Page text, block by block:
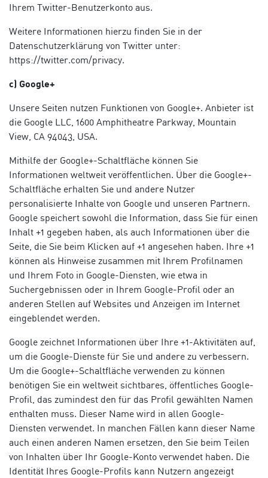
Ihrem Twitter-Benutzerkonto aus.
Weitere Informationen hierzu finden Sie in der
Datenschutzerklärung von Twitter unter:
https://twitter.com/privacy.
c) Google+
Unsere Seiten nutzen Funktionen von Google+. Anbieter ist
die Google LLC, 1600 Amphitheatre Parkway, Mountain
View, CA 94043, USA.
Mithilfe der Google+-Schaltfläche können Sie
Informationen weltweit veröffentlichen. Über die Google+-
Schaltfläche erhalten Sie und andere Nutzer
personalisierte Inhalte von Google und unseren Partnern.
Google speichert sowohl die Information, dass Sie für einen
Inhalt +1 gegeben haben, als auch Informationen über die
Seite, die Sie beim Klicken auf +1 angesehen haben. Ihre +1
können als Hinweise zusammen mit Ihrem Profilnamen
und Ihrem Foto in Google-Diensten, wie etwa in
Suchergebnissen oder in Ihrem Google-Profil oder an
anderen Stellen auf Websites und Anzeigen im Internet
eingeblendet werden.
Google zeichnet Informationen über Ihre +1-Aktivitäten auf,
um die Google-Dienste für Sie und andere zu verbessern.
Um die Google+-Schaltfläche verwenden zu können
benötigen Sie ein weltweit sichtbares, öffentliches Google-
Profil, das zumindest den für das Profil gewählten Namen
enthalten muss. Dieser Name wird in allen Google-
Diensten verwendet. In manchen Fällen kann dieser Name
auch einen anderen Namen ersetzen, den Sie beim Teilen
von Inhalten über Ihr Google-Konto verwendet haben. Die
Identität Ihres Google-Profils kann Nutzern angezeigt